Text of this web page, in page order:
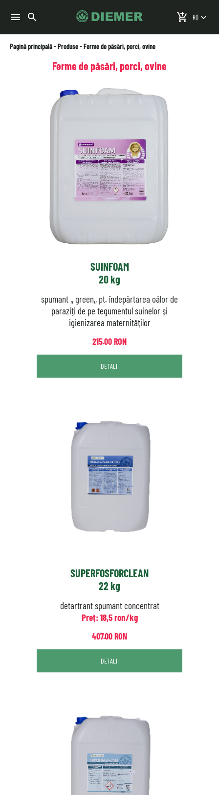
menu search add_shopping_cart keyboard_arrow_down
Pagină principală-Produse-Ferme de păsări, porci, ovine
Ferme de păsări, porci, ovine
SUINFOAM
20 kg
spumant ,, green,, pt. îndepărtarea oălor de
paraziți de pe tegumentul suinelor și
igienizarea maternităților
215.00 RON
DETALII
SUPERFOSFORCLEAN
22 kg
detartrant spumant concentrat
Preț: 18,5 ron/kg
407.00 RON
DETALII